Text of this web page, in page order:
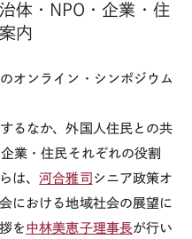
体・NPO・企業・住
内
オンライン・シンポジウム
るなか、外国人住民との共
業・住民それぞれの役割
は、河合雅司 シニア政策オ
における地域社会の展望に
を中林美恵子理事長が行い